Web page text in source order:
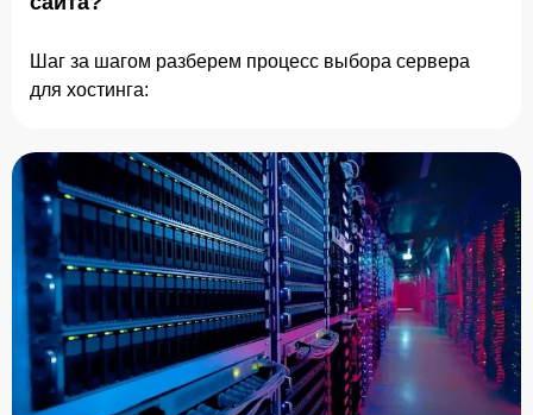
Шаг за шагом разберем процесс выбора сервера
для хостинга: